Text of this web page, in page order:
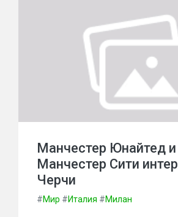
Манчестер Юнайтед и
Манчестер Сити
Черчи
#Мир #Италия #Милан